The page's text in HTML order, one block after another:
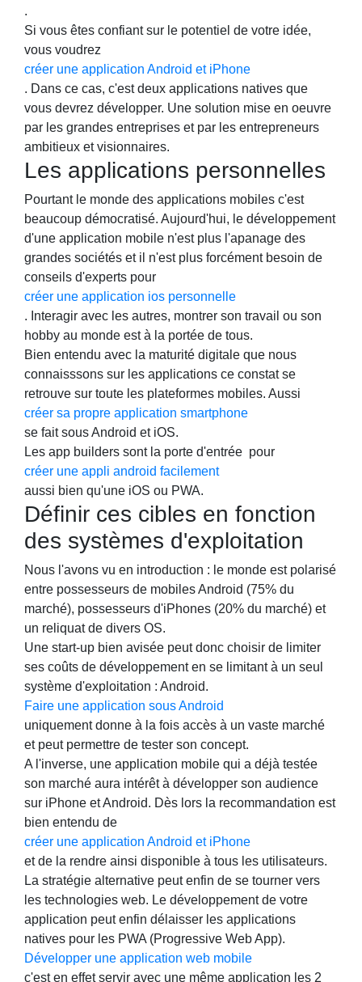
.
Si vous êtes confiant sur le potentiel de votre idée,
vous voudrez
créer une application Android et iPhone
. Dans ce cas, c'est deux applications natives que
vous devrez développer. Une solution mise en oeuvre
par les grandes entreprises et par les entrepreneurs
ambitieux et visionnaires.
Les applications personnelles
Pourtant le monde des applications mobiles c'est
beaucoup démocratisé. Aujourd'hui, le développement
d'une application mobile n'est plus l'apanage des
grandes sociétés et il n'est plus forcément besoin de
conseils d'experts pour
créer une application ios personnelle
. Interagir avec les autres, montrer son travail ou son
hobby au monde est à la portée de tous.
Bien entendu avec la maturité digitale que nous
connaisssons sur les applications ce constat se
retrouve sur toute les plateformes mobiles. Aussi
créer sa propre application smartphone
se fait sous Android et iOS.
Les app builders sont la porte d'entrée pour
créer une appli android facilement
aussi bien qu'une iOS ou PWA.
Définir ces cibles en fonction
des systèmes d'exploitation
Nous l'avons vu en introduction : le monde est polarisé
entre possesseurs de mobiles Android (75% du
marché), possesseurs d'iPhones (20% du marché) et
un reliquat de divers OS.
Une start-up bien avisée peut donc choisir de limiter
ses coûts de développement en se limitant à un seul
système d'exploitation : Android.
Faire une application sous Android
uniquement donne à la fois accès à un vaste marché
et peut permettre de tester son concept.
A l'inverse, une application mobile qui a déjà testée
son marché aura intérêt à développer son audience
sur iPhone et Android. Dès lors la recommandation est
bien entendu de
créer une application Android et iPhone
et de la rendre ainsi disponible à tous les utilisateurs.
La stratégie alternative peut enfin de se tourner vers
les technologies web. Le développement de votre
application peut enfin délaisser les applications
natives pour les PWA (Progressive Web App).
Développer une application web mobile
c'est en effet servir avec une même application les 2